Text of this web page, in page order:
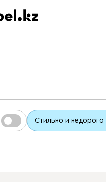
Стильно и недорого